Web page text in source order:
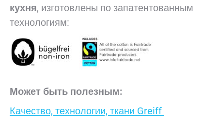
кухня, изготовлены по запатентованным
технологиям:
Может быть полезным:
Качество, технологии, ткани Greiff